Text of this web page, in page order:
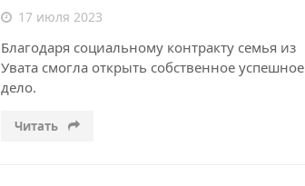
17 июля 2023
Благодаря социальному контракту семья из
Увата смогла открыть собственное успешное
дело.
Читать